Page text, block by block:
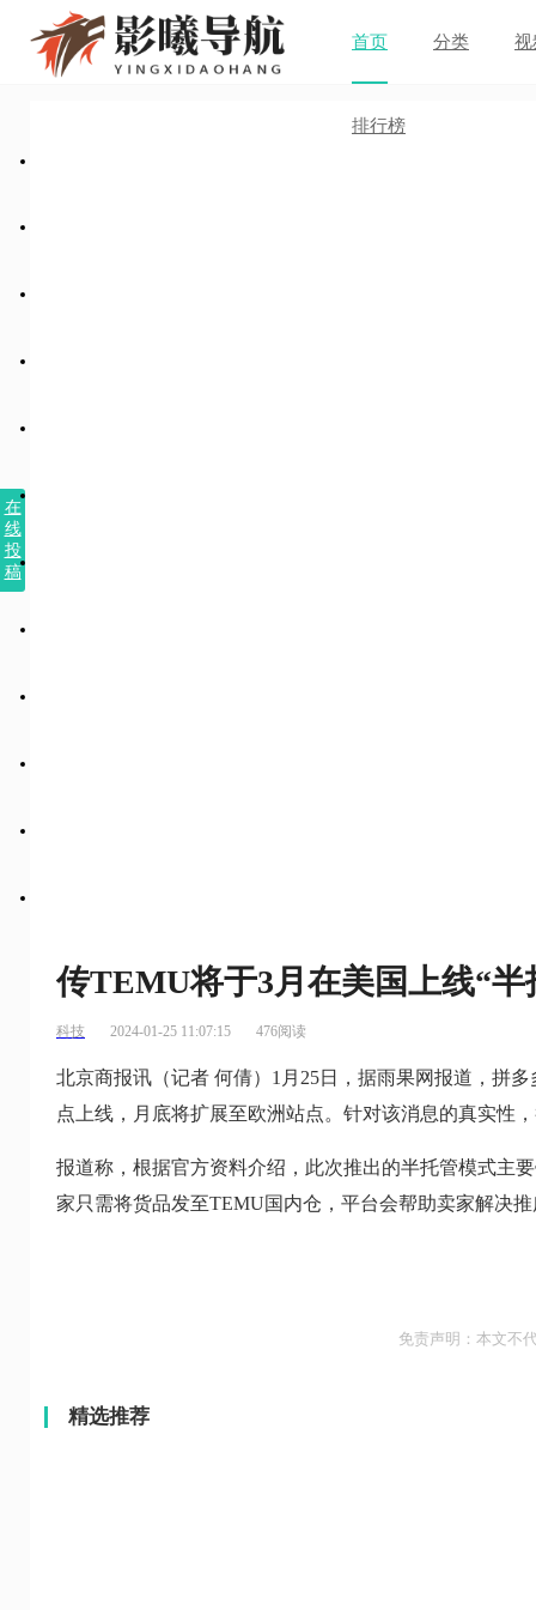
首页 分类 视
排行榜
在
线
投
稿
传TEMU将于3月在美国上线“半
科技 2024-01-25 11:07:15 476阅读
北京商报讯（记者 何倩）1月25日，据雨果网报道，拼
点上线，月底将扩展至欧洲站点。针对该消息的真实性
报道称，根据官方资料介绍，此次推出的半托管模式主
家只需将货品发至TEMU国内仓，平台会帮助卖家解决
免责声明：本文不
精选推荐